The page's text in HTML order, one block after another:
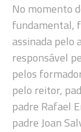
No momento
fundamental,
assinada pelo
responsável
pelos
pelo reitor,
padre Rafael
padre Joan